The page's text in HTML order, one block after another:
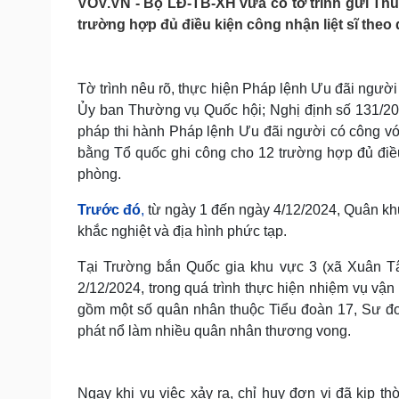
Tin nóng
Tư vấn luật
Việt Nam
Phân tích
Sức khỏe
Dinh dưỡng - món ngon
Cây thuốc
Sản phụ khoa
Nhi khoa
Làm đẹp - giảm cân
Phòng mạch online
Đời sống
Nhà đẹp
Blog
Tình yêu - Gia đình
Cải chính
VOV.VN - Bộ LĐ-TB-XH vừa có tờ trình gửi
trường hợp đủ điều kiện công nhận liệt sĩ
Tờ trình nêu rõ, thực hiện Pháp lệnh Ưu đãi
Ủy ban Thường vụ Quốc hội; Nghị định số 131/
pháp thi hành Pháp lệnh Ưu đãi người có công
bằng Tổ quốc ghi công cho 12 trường hợp đủ
phòng.
Trước đó, từ ngày 1 đến ngày 4/12/2024, Quân
khắc nghiệt và địa hình phức tạp.
Tại Trường bắn Quốc gia khu vực 3 (xã Xuân
2/12/2024, trong quá trình thực hiện nhiệm vụ
gồm một số quân nhân thuộc Tiểu đoàn 17, Sư
phát nổ làm nhiều quân nhân thương vong.
Ngay khi vụ việc xảy ra, chỉ huy đơn vị đã kịp